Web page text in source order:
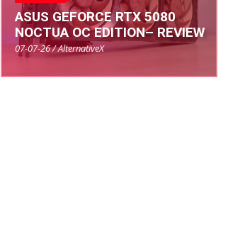
ASUS GEFORCE RTX 5080
NOCTUA OC EDITION– REVIEW
07-07-26 / AlternativeX